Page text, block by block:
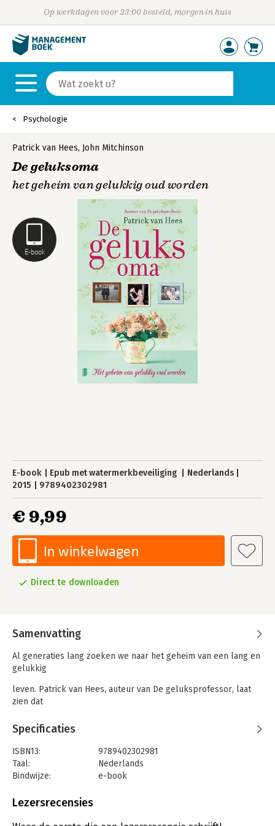
Op werkdagen voor 23:00 besteld, morgen in huis
Psychologie
E-book
Patrick van Hees, John Mitchinson
De geluksoma
het geheim van gelukkig oud worden
E-book Epub met watermerkbeveiliging
Nederlands
2015
9789402302981
€ 9,99
In winkelwagen
Direct te downloaden
Samenvatting
Al generaties lang zoeken we naar het geheim van een lang en
gelukkig
leven. Patrick van Hees, auteur van De geluksprofessor, laat
zien dat
het antwoord voor het grijpen ligt.
zijn
eigen heerlijk nuchtere oma Eefje als levend geluksvoorbeeld.
is bijna honderd, heeft de nodige tegenslagen gekend, maar
roept
Specificaties
ISBN13:
9789402302981
Taal:
Nederlands
Bindwijze:
e-book
Bestandsformaat:
Lezersrecensies